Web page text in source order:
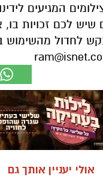
המגיעים
שיש לכם זכויות
לחדול
אולי יעניין אותך גם